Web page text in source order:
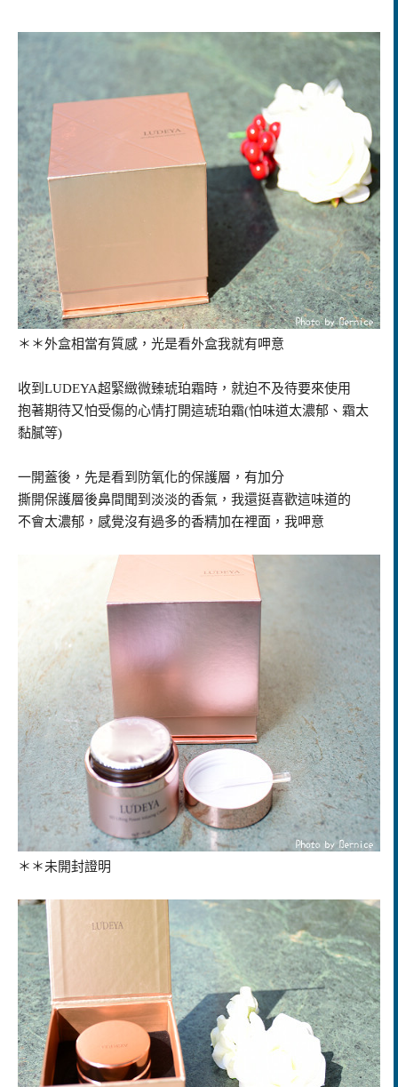
＊＊外盒相當有質感，光是看外盒我就有呷意
收到LUDEYA超緊緻微臻琥珀霜時，就迫不及待要來使用
抱著期待又怕受傷的心情打開這琥珀霜(怕味道太濃郁、霜太
黏膩等)
一開蓋後，先是看到防氧化的保護層，有加分
撕開保護層後鼻間聞到淡淡的香氣，我還挺喜歡這味道的
不會太濃郁，感覺沒有過多的香精加在裡面，我呷意
＊＊未開封證明